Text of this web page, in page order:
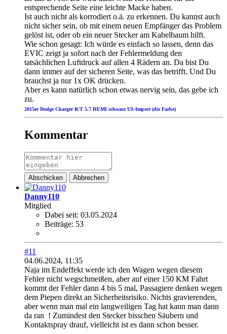
entsprechende Seite eine leichte Macke haben.
Ist auch nicht als korrodiert o.ä. zu erkennen. Du kannst auch
nicht sicher sein, ob mit einem neuen Empfänger das Problem
gelöst ist, oder ob ein neuer Stecker am Kabelbaum hilft.
Wie schon gesagt: Ich würde es einfach so lassen, denn das
EVIC zeigt ja sofort nach der Fehlermeldung den
tatsächlichen Luftdruck auf allen 4 Rädern an. Da bist Du
dann immer auf der sicheren Seite, was das betrifft. Und Du
brauchst ja nur 1x OK drücken.
Aber es kann natürlich schon etwas nervig sein, das gebe ich
zu.
2015er Dodge Charger R/T 5.7 HEMI schwarz US-Import (die Farbe)
Kommentar
Abschicken Abbrechen
Danny110
Mitglied
Dabei seit: 03.05.2024
Beiträge: 53
#11
04.06.2024, 11:35
Naja im Endeffekt werde ich den Wagen wegen diesem
Fehler nicht wegschmeißen, aber auf einer 150 KM Fahrt
kommt der Fehler dann 4 bis 5 mal, Passagiere denken wegen
dem Piepen direkt an Sicherheitsrisiko. Nichts gravierenden,
aber wenn man mal ein langweiligen Tag hat kann man dann
da ran ! Zumindest den Stecker bisschen Säubern und
Kontaktspray drauf, vielleicht ist es dann schon besser.